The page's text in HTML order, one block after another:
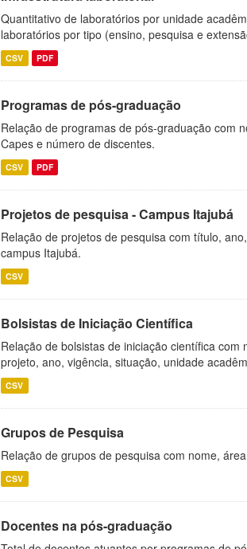
Quantitativo de laboratórios por unidade
laboratórios por tipo (ensino, pesquisa e
CSV PDF
Programas de pós-graduação
Relação de programas de pós-graduação com
Capes e número de discentes.
CSV PDF
Projetos de pesquisa - Campus Itajubá
Relação de projetos de pesquisa com título,
campus Itajubá.
CSV
Bolsistas de Iniciação Científica
Relação de bolsistas de iniciação científica
projeto, ano, vigência, situação, unidade
CSV
Grupos de Pesquisa
Relação de grupos de pesquisa com nome,
CSV
Docentes na pós-graduação